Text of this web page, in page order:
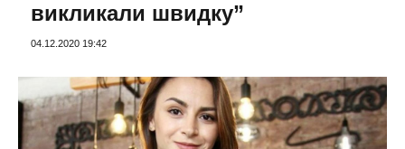
викликали швидку”
04.12.2020 19:42